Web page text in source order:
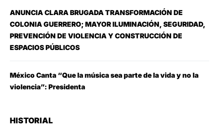
ANUNCIA CLARA BRUGADA TRANSFORMACIÓN DE
COLONIA GUERRERO; MAYOR ILUMINACIÓN, SEGURIDAD,
PREVENCIÓN DE VIOLENCIA Y CONSTRUCCIÓN DE
ESPACIOS PÚBLICOS
México Canta “Que la música sea parte de la vida y no la
violencia”: Presidenta
HISTORIAL